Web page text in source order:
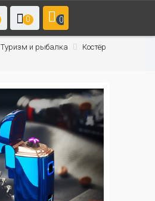
0 0
Туризм и рыбалка
Костёр